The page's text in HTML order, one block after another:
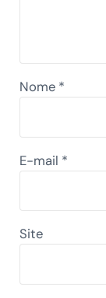
Nome *
E-mail *
Site